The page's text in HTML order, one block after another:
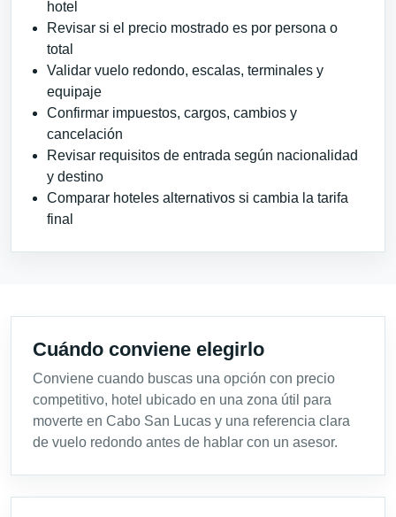
hotel
Revisar si el precio mostrado es por persona o
total
Validar vuelo redondo, escalas, terminales y
equipaje
Confirmar impuestos, cargos, cambios y
cancelación
Revisar requisitos de entrada según nacionalidad
y destino
Comparar hoteles alternativos si cambia la tarifa
final
Cuándo conviene elegirlo
Conviene cuando buscas una opción con precio
competitivo, hotel ubicado en una zona útil para
moverte en Cabo San Lucas y una referencia clara
de vuelo redondo antes de hablar con un asesor.